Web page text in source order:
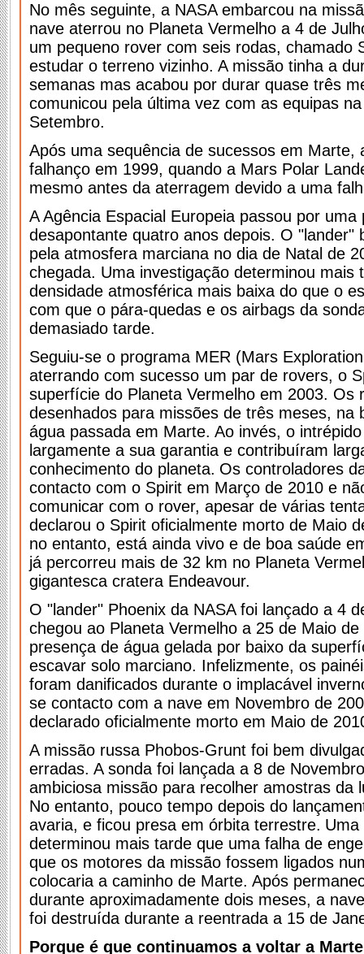
No mês seguinte, a NASA embarcou na
nave aterrou no Planeta Vermelho a 4 de
um pequeno rover com seis rodas, chamado
estudar o terreno vizinho. A missão tinha a
semanas mas acabou por durar quase três
comunicou pela última vez com as equipas
Setembro.
Após uma sequência de sucessos em Marte,
falhanço em 1999, quando a Mars Polar
mesmo antes da aterragem devido a uma
A Agência Espacial Europeia passou por
desapontante quatro anos depois. O "lander"
pela atmosfera marciana no dia de Natal de
chegada. Uma investigação determinou mais
densidade atmosférica mais baixa do que o
com que o pára-quedas e os airbags da
demasiado tarde.
Seguiu-se o programa MER (Mars
aterrando com sucesso um par de rovers, o
superfície do Planeta Vermelho em 2003. Os
desenhados para missões de três meses, na
água passada em Marte. Ao invés, o
largamente a sua garantia e contribuíram
conhecimento do planeta. Os controladores
contacto com o Spirit em Março de 2010 e
comunicar com o rover, apesar de várias
declarou o Spirit oficialmente morto de Maio
no entanto, está ainda vivo e de boa saúde
já percorreu mais de 32 km no Planeta
gigantesca cratera Endeavour.
O "lander" Phoenix da NASA foi lançado a 4
chegou ao Planeta Vermelho a 25 de Maio
presença de água gelada por baixo da
escavar solo marciano. Infelizmente, os
foram danificados durante o implacável
se contacto com a nave em Novembro de
declarado oficialmente morto em Maio de
A missão russa Phobos-Grunt foi bem
erradas. A sonda foi lançada a 8 de
ambiciosa missão para recolher amostras da
No entanto, pouco tempo depois do
avaria, e ficou presa em órbita terrestre. Uma
determinou mais tarde que uma falha de
que os motores da missão fossem ligados
colocaria a caminho de Marte. Após
durante aproximadamente dois meses, a
foi destruída durante a reentrada a 15 de
Porque é que continuamos a voltar a